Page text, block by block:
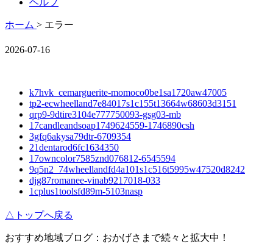
ホーム > エラー
2026-07-16
k7hvk_cemarguerite-momoco0be1sa1720aw47005
tp2-ecwheelland7e84017s1c155t13664w68603d3151
qrp9-9dtire3104e777750093-gsg03-mb
17candleandsoap1749624559-1746890csh
3gfq6akysa79dtr-6709354
21dentarod6fc1634350
17owncolor7585znd076812-6545594
9q5n2_74wheellandfd4a101s1c516t5995w47520d8242
djg87romanee-vinab9217018-033
1cplus1toolsfd89m-5103nasp
△トップへ戻る
おすすめ地域ブログ：おかげさまで続々と拡大中！